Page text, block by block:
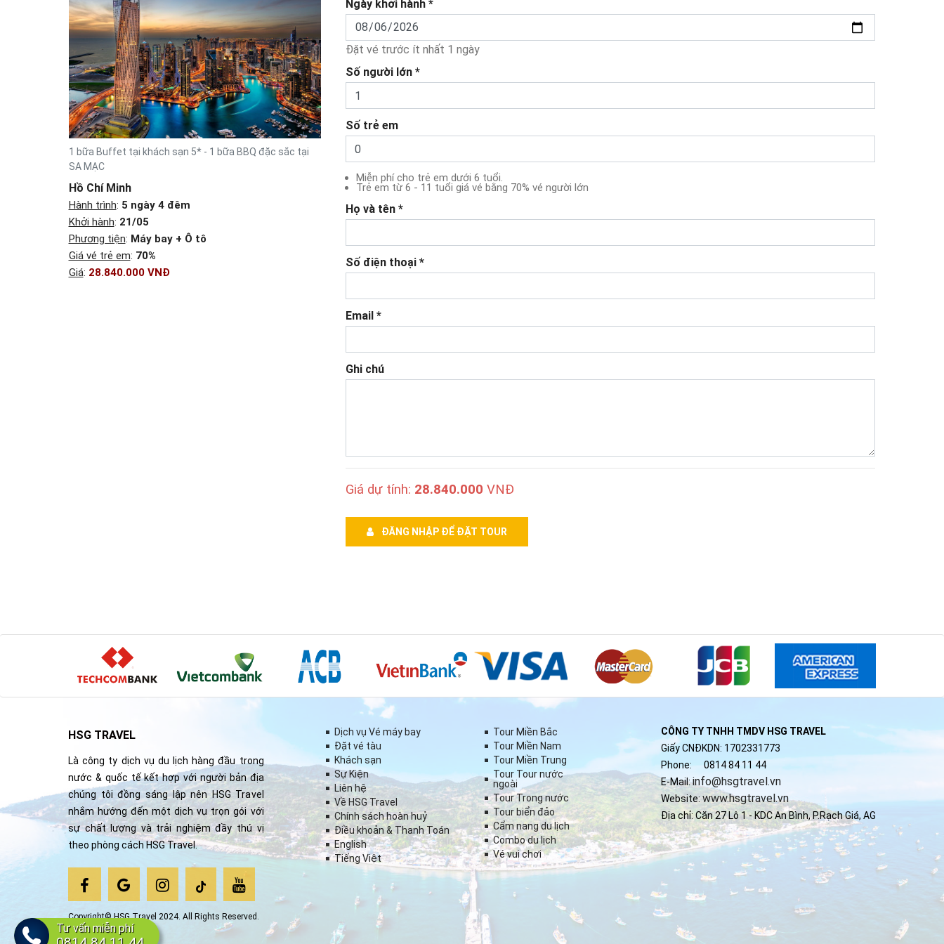
1 bữa Buffet tại khách sạn 5* - 1 bữa BBQ đặc sắc tại
SA MẠC
Hồ Chí Minh
Hành trình: 5 ngày 4 đêm
Khởi hành: 21/05
Phương tiện: Máy bay + Ô tô
Giá vé trẻ em: 70%
Giá: 28.840.000 VNĐ
Ngày khởi hành *
Đặt vé trước ít nhất 1 ngày
Số người lớn *
Số trẻ em
Miễn phí cho trẻ em dưới 6 tuổi.
Trẻ em từ 6 - 11 tuổi giá vé bằng 70% vé người lớn
Họ và tên *
Số điện thoại *
Email *
Ghi chú
Giá dự tính: 28.840.000 VNĐ
ĐĂNG NHẬP ĐỂ ĐẶT TOUR
HSG TRAVEL
Là công ty dịch vụ du lịch hàng đầu trong
nước & quốc tế kết hợp với người bản địa
chúng tôi đồng sáng lập nên HSG Travel
nhắm hướng đến một dịch vụ trọn gói với
sự chất lượng và trải nghiệm đầy thú vị
theo phòng cách HSG Travel.
Copyright© HSG Travel 2024. All Rights Reserved.
CÔNG TY TNHH TMDV HSG TRAVEL
Giấy CNĐKDN: 1702331773
Phone:
0814 84 11 44
E-Mail:info@hsgtravel.vn
Website: www.hsgtravel.vn
Địa chỉ: Căn 27 Lô 1 - KDC An Bình, P.Rạch Giá, AG
Dịch vụ Vé máy bay
Đặt vé tàu
Khách sạn
Sự Kiện
Liên hệ
Về HSG Travel
Chính sách hoàn huỷ
Điều khoản & Thanh Toán
English
Tiếng Việt
Tour Miền Bắc
Tour Miền Nam
Tour Miền Trung
Tour Tour nước
ngoài
Tour Trong nước
Tour biển đảo
Cẩm nang du lịch
Combo du lịch
Vé vui chơi
Tư vấn miễn phí